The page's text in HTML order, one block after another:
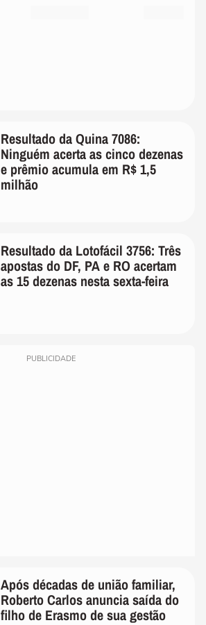
Resultado da Quina 7086:
Ninguém acerta as cinco dezenas
e prêmio acumula em R$ 1,5
milhão
Resultado da Lotofácil 3756: Três
apostas do DF, PA e RO acertam
as 15 dezenas nesta sexta-feira
PUBLICIDADE
Após décadas de união familiar,
Roberto Carlos anuncia saída do
filho de Erasmo de sua gestão